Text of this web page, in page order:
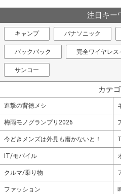
注目キー
キャンプ パナソニック
バックパック 完全ワイヤレス
サンコー
カテ
進撃の背徳メシ
梅雨モノグランプリ2026
今どきメンズは外見も磨かないと！
IT/モバイル
クルマ/乗り物
ファッション